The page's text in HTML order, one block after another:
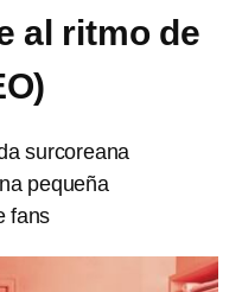
al ritmo de
surcoreana
pequeña
fans